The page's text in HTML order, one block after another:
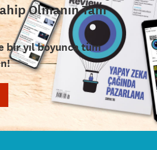
Olmanın Tam
bir yıl boyunca tüm